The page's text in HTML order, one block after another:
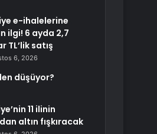
e-ihalelerine
ilgi! 6 ayda 2,7
TL’lik satış
6, 2026
düşüyor?
11 ilinin
altın fışkıracak